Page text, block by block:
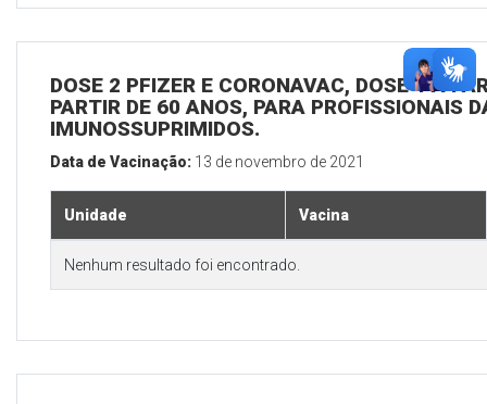
DOSE 2 PFIZER E CORONAVAC, DOSE 1 A
PARTIR DE 60 ANOS, PARA PROFISSIONAIS
IMUNOSSUPRIMIDOS.
Data de Vacinação: 13 de novembro de 2021
Unidade Vacina
Nenhum resultado foi encontrado.